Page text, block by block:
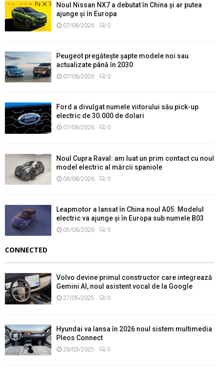
Noul Nissan NX7 a debutat în China și ar putea
ajunge și în Europa
07/08/2026 0
Peugeot pregătește șapte modele noi sau
actualizate până în 2030
07/08/2026 0
Ford a divulgat numele viitorului său pick-up
electric de 30.000 de dolari
07/08/2026 0
Noul Cupra Raval: am luat un prim contact cu noul
model electric al mărcii spaniole
06/08/2026 0
Leapmotor a lansat în China noul A05. Modelul
electric va ajunge și în Europa sub numele B03
05/08/2026 0
CONNECTED
Volvo devine primul constructor care integrează
Gemini AI, noul asistent vocal de la Google
27/05/2025 0
Hyundai va lansa în 2026 noul sistem multimedia
Pleos Connect
28/03/2025 0